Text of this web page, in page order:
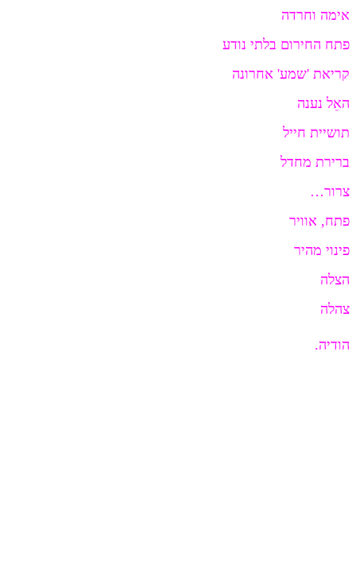
אימה וחרדה
פתח החירום בלתי נודע
קריאת 'שמע' אחרונה
האֵל נענה
תושיית חייל
ברירת מחדל
צרור…
פתח, אוויר
פינוי מהיר
הצלה
צהלה
הודיה.